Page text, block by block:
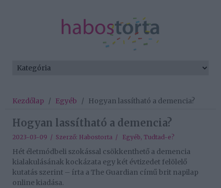
Kezdőlap / Egyéb / Hogyan lassítható a demencia?
Hogyan lassítható a demencia?
2023-03-09 / Szerző: Habostorta / Egyéb, Tudtad-e?
Hét életmódbeli szokással csökkenthető a demencia
kialakulásának kockázata egy két évtizedet felölelő
kutatás szerint – írta a The Guardian című brit napilap
online kiadása.